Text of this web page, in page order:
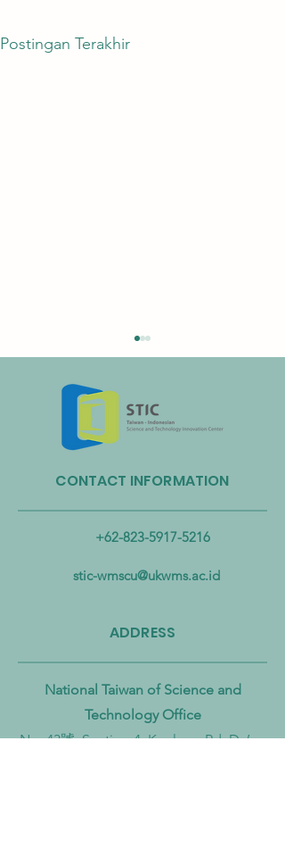
Postingan Terakhir
Taiwan Perkuat Kemitraan
Lintas Kementerian untuk
Mengatasi Pencemaran
hingga Laut
CONTACT INFORMATION
+62-823-5917-5216
stic-wmscu@ukwms.ac.id
ADDRESS
National Taiwan of Science and
Technology Office
No. 43號, Section 4, Keelung Rd, Da’an